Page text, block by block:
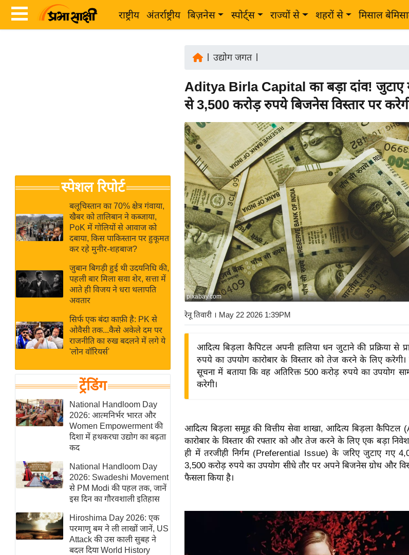
राष्ट्रीय अंतर्राष्ट्रीय बिज़नेस स्पोर्ट्स राज्यों से शहरों से मिसाल
Breaking
News in
Hindi
Hindi
Videos
जगत
राय
बजट
IPL
2026
ई-पेपर
मिसाल बेमिसाल
शख्सियत
यंग इंडिया
साहित्य जगत
ऑटो वर्ल्ड
न्यूज ब्रीफ
मनोरंजन जगत
बॉलीवुड
हॉलीवुड
फिल्म समीक्षा
Breaking
News
लाइफस्टाइल
टेक्नॉलॉजी
स्पेशल रिपोर्ट
बलूचिस्तान का 70% क्षेत्र गंवाया,
खैबर को तालिबान ने कब्जाया,
PoK में गोलियों से आवाज को
दबाया, किस पाकिस्तान पर हुकूमत
कर रहे मुनीर-शहबाज?
जुबान बिगड़ी हुई थी उदयनिधि की,
पहली बार मिला सवा शेर, सत्ता में
आते ही विजय ने धरा थलापति
अवतार
सिर्फ एक बंदा काफ़ी है: PK से
ओवैसी तक...कैसे अकेले दम पर
राजनीति का रुख बदलने में लगे ये
'लोन वॉरियर्स'
ट्रेंडिंग
National Handloom Day
2026: आत्मनिर्भर भारत और
Women Empowerment की
दिशा में हथकरघा उद्योग का बढ़ता
कद
National Handloom Day
2026: Swadeshi Movement
से PM Modi की पहल तक, जानें
इस दिन का गौरवशाली इतिहास
Hiroshima Day 2026: एक
परमाणु बम ने ली लाखों जानें, US
Attack की उस काली सुबह ने
बदल दिया World History
उद्योग जगत|
Aditya Birla Capital का बड़ा दांव! जुटाए
से 3,500 करोड़ रुपये बिजनेस विस्तार पर
pixabay.com
रेनू तिवारी । May 22 2026 1:39PM
आदित्य बिड़ला कैपिटल अपनी हालिया धन जुटाने की प्रक्रिया से
रुपये का उपयोग कारोबार के विस्तार को तेज करने के लिए
सूचना में बताया कि वह अतिरिक्त 500 करोड़ रुपये का उपयोग
करेगी।
आदित्य बिड़ला समूह की वित्तीय सेवा शाखा, आदित्य बिड़ला
कारोबार के विस्तार की रफ्तार को और तेज करने के लिए एक बड़ा
ही में तरजीही निर्गम (Preferential Issue) के जरिए जुटाए
3,500 करोड़ रुपये का उपयोग सीधे तौर पर अपने बिजनेस ग्रोथ और
फैसला किया है।